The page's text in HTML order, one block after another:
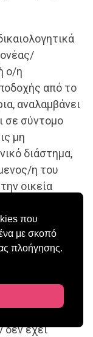
που
με σκοπό
πλοήγησης.
ο/η
από το
αναλαμβάνει
σε σύντομο
μη
διάστημα,
η του
οικεία
Στ’,
2014 (A’ 80)
Ν.4547/2018
2005 (Α’
χωρών
δεν έχει